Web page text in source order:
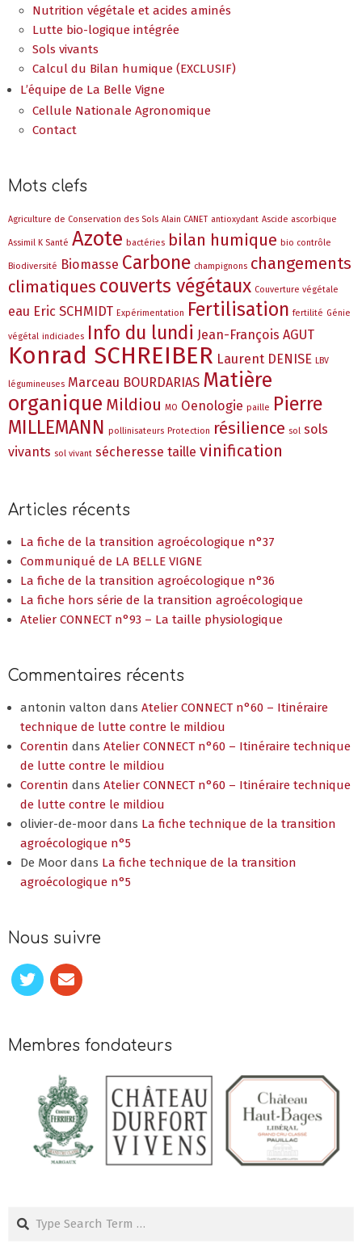
Nutrition végétale et acides aminés
Lutte bio-logique intégrée
Sols vivants
Calcul du Bilan humique (EXCLUSIF)
L’équipe de La Belle Vigne
Cellule Nationale Agronomique
Contact
Mots clefs
Agriculture de Conservation des Sols Alain CANET antioxydant Ascide ascorbique
Assimil K Santé Azote bactéries bilan humique bio contrôle
Biodiversité Biomasse Carbone champignons changements
climatiques couverts végétaux Couverture végétale
eau Eric SCHMIDT Expérimentation Fertilisation fertilité Génie
végétal indiciades Info du lundi Jean-François AGUT
Konrad SCHREIBER Laurent DENISE LBV
légumineuses Marceau BOURDARIAS Matière
organique Mildiou MO Oenologie paille Pierre
MILLEMANN pollinisateurs Protection résilience sol sols
vivants sol vivant sécheresse taille vinification
Articles récents
La fiche de la transition agroécologique n°37
Communiqué de LA BELLE VIGNE
La fiche de la transition agroécologique n°36
La fiche hors série de la transition agroécologique
Atelier CONNECT n°93 – La taille physiologique
Commentaires récents
antonin valton dans Atelier CONNECT n°60 – Itinéraire
technique de lutte contre le mildiou
Corentin dans Atelier CONNECT n°60 – Itinéraire technique
de lutte contre le mildiou
Corentin dans Atelier CONNECT n°60 – Itinéraire technique
de lutte contre le mildiou
olivier-de-moor dans La fiche technique de la transition
agroécologique n°5
De Moor dans La fiche technique de la transition
agroécologique n°5
Nous suivre
Membres fondateurs
Search